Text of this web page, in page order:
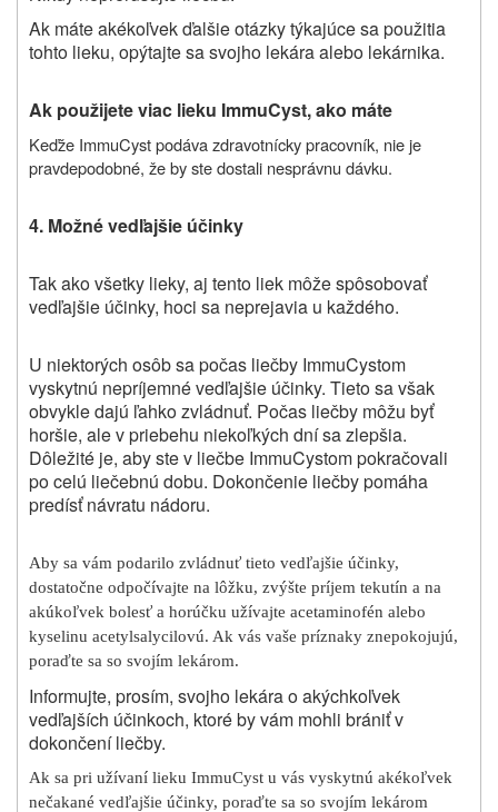
Ak máte akékoľvek ďalšie otázky týkajúce sa použitia
tohto lieku, opýtajte sa svojho lekára alebo lekárnika.
Ak použijete viac lieku ImmuCyst, ako máte
Keďže ImmuCyst podáva zdravotnícky pracovník, nie je
pravdepodobné, že by ste dostali nesprávnu dávku.
4. Možné vedľajšie účinky
Tak ako všetky lieky, aj tento liek môže spôsobovať
vedľajšie účinky, hoci sa neprejavia u každého.
U niektorých osôb sa počas liečby ImmuCystom
vyskytnú nepríjemné vedľajšie účinky. Tieto sa však
obvykle dajú ľahko zvládnuť. Počas liečby môžu byť
horšie, ale v priebehu niekoľkých dní sa zlepšia.
Dôležité je, aby ste v liečbe ImmuCystom pokračovali
po celú liečebnú dobu. Dokončenie liečby pomáha
predísť návratu nádoru.
Aby sa vám podarilo zvládnuť tieto vedľajšie účinky,
dostatočne odpočívajte na lôžku, zvýšte príjem tekutín a na
akúkoľvek bolesť a horúčku užívajte acetaminofén alebo
kyselinu acetylsalycilovú. Ak vás vaše príznaky znepokojujú,
poraďte sa so svojím lekárom.
Informujte, prosím, svojho lekára o akýchkoľvek
vedľajších účinkoch, ktoré by vám mohli brániť v
dokončení liečby.
Ak sa pri užívaní lieku ImmuCyst u vás vyskytnú akékoľvek
nečakané vedľajšie účinky, poraďte sa so svojím lekárom